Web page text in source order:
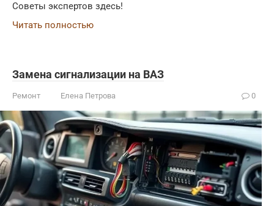
Советы экспертов здесь!
Читать полностью
Замена сигнализации на ВАЗ
Ремонт Елена Петрова 0